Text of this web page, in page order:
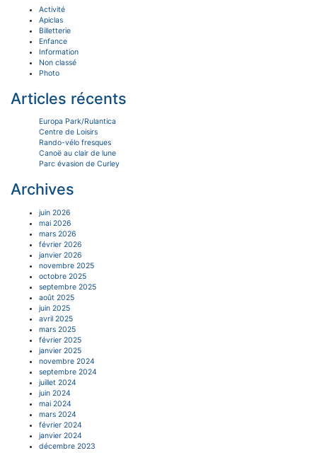
Activité
Apiclas
Billetterie
Enfance
Information
Non classé
Photo
Articles récents
Europa Park/Rulantica
Centre de Loisirs
Rando-vélo fresques
Canoë au clair de lune
Parc évasion de Curley
Archives
juin 2026
mai 2026
mars 2026
février 2026
janvier 2026
novembre 2025
octobre 2025
septembre 2025
août 2025
juin 2025
avril 2025
mars 2025
février 2025
janvier 2025
novembre 2024
septembre 2024
juillet 2024
juin 2024
mai 2024
mars 2024
février 2024
janvier 2024
décembre 2023